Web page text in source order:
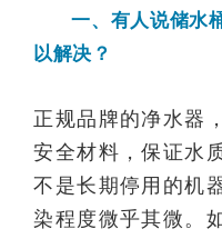
一、有人说储水
以解决？
正规品牌的净水器
安全材料，保证水
不是长期停用的机
染程度微乎其微。